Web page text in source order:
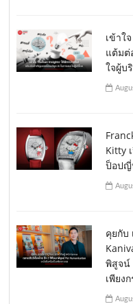
เข้าใ
แต้มต่
ใจผู้บ
Kitty
ป็อป
คุยกับ
พิสูจน์
เพียง